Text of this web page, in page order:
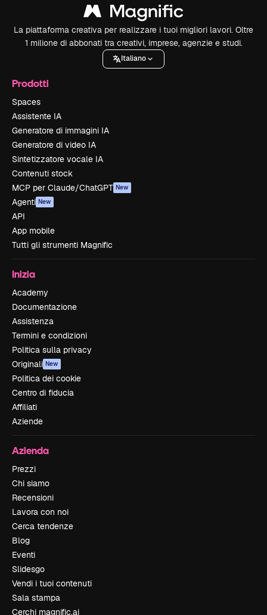
La piattaforma creativa per realizzare i tuoi migliori lavori. Oltre
1 milione di abbonati tra creativi, imprese, agenzie e studi.
Italiano
Prodotti
Spaces
Assistente IA
Generatore di immagini IA
Generatore di video IA
Sintetizzatore vocale IA
Contenuti stock
MCP per Claude/ChatGPT New
Agenti New
API
App mobile
Tutti gli strumenti Magnific
Inizia
Academy
Documentazione
Assistenza
Termini e condizioni
Politica sulla privacy
Originali New
Politica dei cookie
Centro di fiducia
Affiliati
Aziende
Azienda
Prezzi
Chi siamo
Recensioni
Lavora con noi
Cerca tendenze
Blog
Eventi
Slidesgo
Vendi i tuoi contenuti
Sala stampa
Cerchi magnific.ai